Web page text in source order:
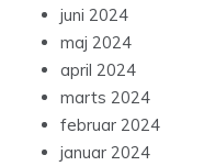
juni 2024
maj 2024
april 2024
marts 2024
februar 2024
januar 2024